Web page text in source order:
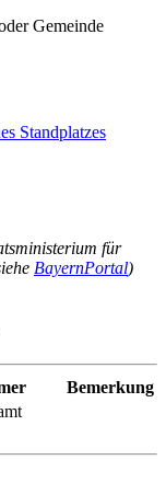
Gemeinde
Standplatzes
für
BayernPortal)
Bemerkung